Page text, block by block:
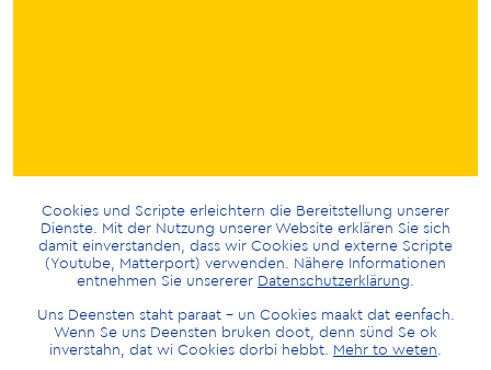
Cookies und Scripte erleichtern die Bereitstellung unserer
Dienste. Mit der Nutzung unserer Website erklären Sie sich
damit einverstanden, dass wir Cookies und externe Scripte
(Youtube, Matterport) verwenden. Nähere Informationen
entnehmen Sie unsererer Datenschutzerklärung
Uns Deensten staht paraat – un Cookies maakt dat eenfach.
Wenn Se uns Deensten bruken doot, denn sünd Se ok
inverstahn, dat wi Cookies dorbi hebbt. Mehr to weten